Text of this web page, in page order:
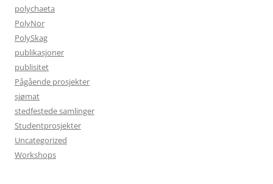
polychaeta
PolyNor
PolySkag
publikasjoner
publisitet
Pågående prosjekter
sjømat
stedfestede samlinger
Studentprosjekter
Uncategorized
Workshops